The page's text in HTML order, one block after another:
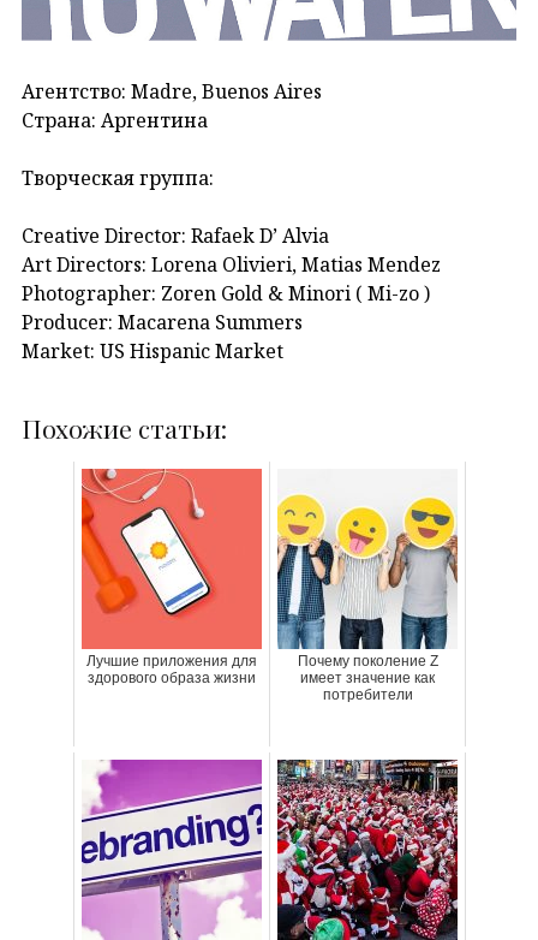
Агентство: Madre, Buenos Aires
Страна: Аргентина
Творческая группа:
Creative Director: Rafaek D’ Alvia
Art Directors: Lorena Olivieri, Matias Mendez
Photographer: Zoren Gold & Minori ( Mi-zo )
Producer: Macarena Summers
Market: US Hispanic Market
Похожие статьи:
Лучшие приложения для
здорового образа жизни
Почему поколение Z
имеет значение как
потребители